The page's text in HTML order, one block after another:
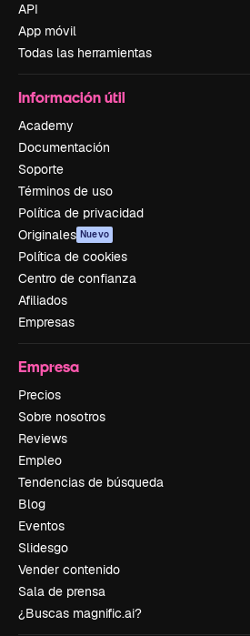
API
App móvil
Todas las herramientas
Información útil
Academy
Documentación
Soporte
Términos de uso
Política de privacidad
Originales Nuevo
Política de cookies
Centro de confianza
Afiliados
Empresas
Empresa
Precios
Sobre nosotros
Reviews
Empleo
Tendencias de búsqueda
Blog
Eventos
Slidesgo
Vender contenido
Sala de prensa
¿Buscas magnific.ai?